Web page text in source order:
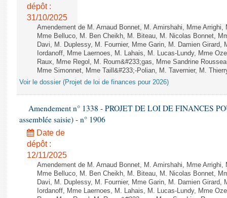
dépôt :
31/10/2025
Amendement de M. Arnaud Bonnet, M. Amirshahi, Mme
Mme Belluco, M. Ben Cheikh, M. Biteau, M. Nicolas Bonnet,
Davi, M. Duplessy, M. Fournier, Mme Garin, M. Damien Girard,
Iordanoff, Mme Laernoes, M. Lahais, M. Lucas-Lundy, Mme
Raux, Mme Regol, M. Roum&#233;gas, Mme Sandrine
Mme Simonnet, Mme Taill&#233;-Polian, M. Tavernier, M.
Voir le dossier (Projet de loi de finances pour 2026)
Amendement n° 1338 - PROJET DE LOI DE FINANCES
assemblée saisie) - n° 1906
Date de
dépôt :
12/11/2025
Amendement de M. Arnaud Bonnet, M. Amirshahi, Mme
Mme Belluco, M. Ben Cheikh, M. Biteau, M. Nicolas Bonnet,
Davi, M. Duplessy, M. Fournier, Mme Garin, M. Damien Girard,
Iordanoff, Mme Laernoes, M. Lahais, M. Lucas-Lundy, Mme